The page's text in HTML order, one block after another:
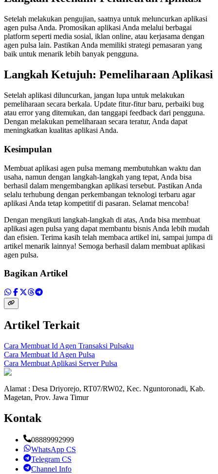
Setelah melakukan pengujian, saatnya untuk meluncurkan aplikasi
agen pulsa Anda. Promosikan aplikasi Anda melalui berbagai
platform seperti media sosial, iklan online, atau kerjasama dengan
agen pulsa lain. Pastikan Anda memiliki strategi pemasaran yang
baik untuk menarik lebih banyak pengguna.
Langkah Ketujuh: Pemeliharaan Aplikasi
Setelah aplikasi diluncurkan, jangan lupa untuk melakukan
pemeliharaan secara berkala. Update fitur-fitur baru, perbaiki bug
atau error yang ditemukan, dan tanggapi feedback dari pengguna.
Dengan melakukan pemeliharaan secara teratur, Anda dapat
meningkatkan kualitas aplikasi Anda.
Kesimpulan
Membuat aplikasi agen pulsa memang membutuhkan waktu dan
usaha, namun dengan langkah-langkah yang tepat, Anda bisa
berhasil dalam mengembangkan aplikasi tersebut. Pastikan Anda
selalu terhubung dengan perkembangan teknologi terbaru agar
aplikasi Anda tetap kompetitif di pasaran. Selamat mencoba!
Dengan mengikuti langkah-langkah di atas, Anda bisa membuat
aplikasi agen pulsa yang dapat membantu bisnis Anda lebih mudah
dan efisien. Terima kasih telah membaca artikel ini, sampai jumpa di
artikel menarik lainnya! Semoga berhasil dalam membuat aplikasi
agen pulsa.
Bagikan Artikel
Artikel Terkait
Cara Membuat Id Agen Transaksi Pulsaku
Cara Membuat Id Agen Pulsa
Cara Membuat Aplikasi Server Pulsa
Alamat : Desa Driyorejo, RT07/RW02, Kec. Nguntoronadi, Kab.
Magetan, Prov. Jawa Timur
Kontak
08889992999
WhatsApp CS
Telegram CS
Channel Info